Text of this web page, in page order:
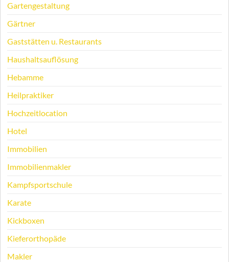
Gartengestaltung
Gärtner
Gaststätten u. Restaurants
Haushaltsauflösung
Hebamme
Heilpraktiker
Hochzeitlocation
Hotel
Immobilien
Immobilienmakler
Kampfsportschule
Karate
Kickboxen
Kieferorthopäde
Makler